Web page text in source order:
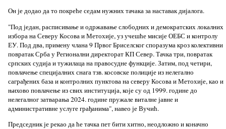
Он је додао да то покреће седам нужних тачака за наставак дијалога.
"Под један, расписивање и одржавање слободних и демократских локалних
избора на Северу Косова и Метохије, уз учешће мисије ОЕБС и контролу
ЕУ. Под два, примену члана 9 Првог Бриселског споразума кроз колективни
повратак Срба у Регионални директорат КП Север. Тачка три, повратак
српских судија и тужилаца на правосудне функције. Затим, под четири,
повлачење специјалних снага тзв. косовске полиције из нелегално
саграђених база и контролних пунктова на северу Косова и Метохије, као и
њихово повлачење из свих институција, које су од 1999. године до
нелегалног затварања 2024. године пружале виталне јавне и
административне услуге грађанима", навео је Вучић.
Председник је рекао да ће тачка пет бити хитно, неодложно и коначно